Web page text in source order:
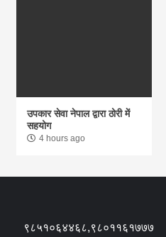
उपकार सेवा नेपाल द्वारा ठोरी में
सहयोग
4 hours ago
९८५१०६४४६८,९८०११६१७७७